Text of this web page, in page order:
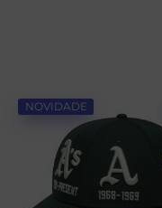
NOVIDADE